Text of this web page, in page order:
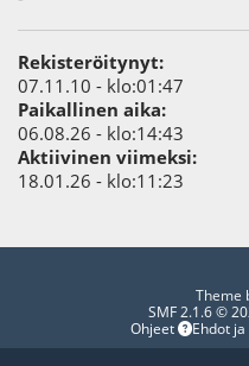
Rekisteröitynyt:
07.11.10 - klo:01:47
Paikallinen aika:
06.08.26 - klo:14:43
Aktiivinen viimeksi:
18.01.26 - klo:11:23
Theme
SMF 2.1.6 ©
Ohjeet
Ehdot